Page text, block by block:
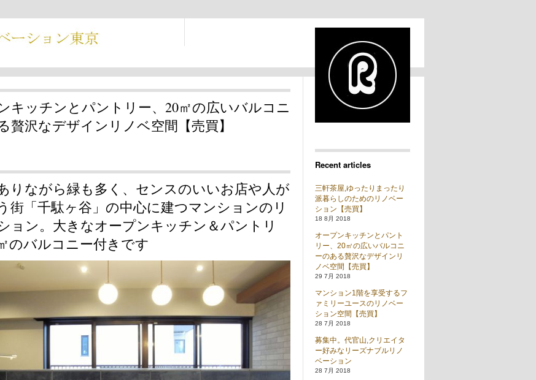
キッチンとパントリー、20㎡の広いバルコニ
贅沢なデザインリノベ空間【売買】
りながら緑も多く、センスのいいお店や人が
街「千駄ヶ谷」の中心に建つマンションのリ
ョン。大きなオープンキッチン＆パントリ
のバルコニー付きです
Recent articles
三軒茶屋,ゆったりまったり
派暮らしのためのリノベー
ション【売買】
18 8月 2018
オープンキッチンとパント
リー、20㎡の広いバルコニ
ーのある贅沢なデザインリ
ノベ空間【売買】
29 7月 2018
マンション1階を享受するフ
ァミリーユースのリノベー
ション空間【売買】
28 7月 2018
募集中。代官山,クリエイタ
ー好みなリーズナブルリノ
ベーション
28 7月 2018